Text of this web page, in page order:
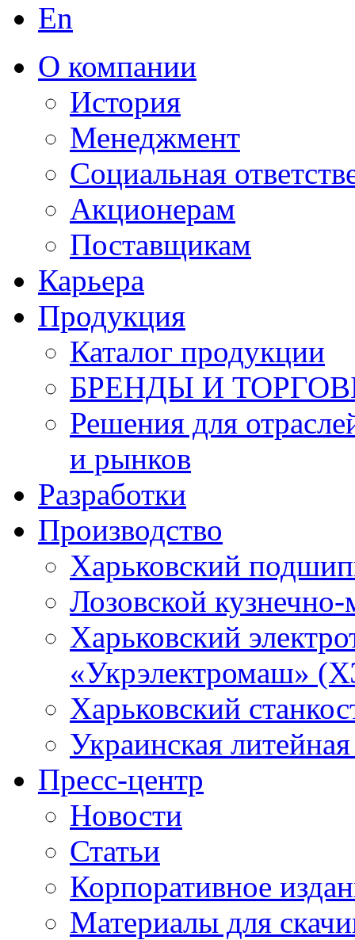
En
О компании
История
Менеджмент
Социальная
Акционерам
Поставщикам
Карьера
Продукция
Каталог продукции
БРЕНДЫ И
Решения для
и рынков
Разработки
Производство
Харьковский
Лозовской
Харьковский
«Укрэлектромаш»
Харьковский
Украинская
Пресс-центр
Новости
Статьи
Корпоративное
Материалы для